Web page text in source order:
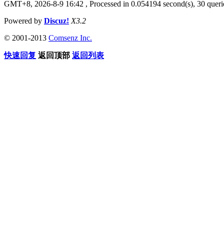
GMT+8, 2026-8-9 16:42 , Processed in 0.054194 second(s), 30
Powered by Discuz! X3.2
© 2001-2013 Comsenz Inc.
快速回复 返回顶部 返回列表